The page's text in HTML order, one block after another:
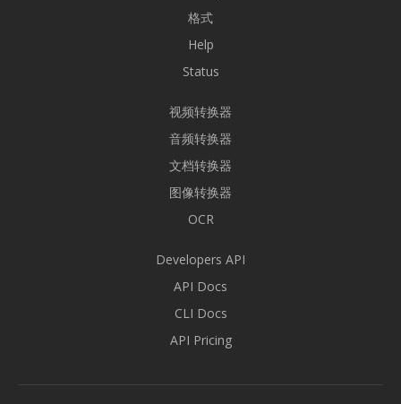
格式
Help
Status
视频转换器
音频转换器
文档转换器
图像转换器
OCR
Developers API
API Docs
CLI Docs
API Pricing